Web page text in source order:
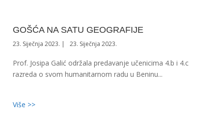
GOŠĆA NA SATU GEOGRAFIJE
23. Siječnja 2023. 23. Siječnja 2023.
Prof. Josipa Galić održala predavanje učenicima 4.b i 4.c
razreda o svom humanitarnom radu u Beninu...
Više >>